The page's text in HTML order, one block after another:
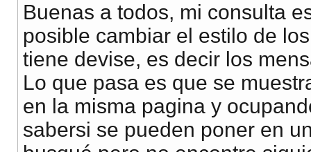
Buenas a todos, mi consulta
posible cambiar el estilo de
tiene devise, es decir los
Lo que pasa es que se
en la misma pagina y
sabersi se pueden poner en